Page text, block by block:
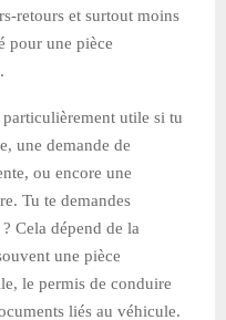
retours et surtout moins
pour une pièce
utile si tu
une demande de
ou encore une
Tu te demandes
Cela dépend de la
une pièce
le permis de conduire
liés au véhicule.